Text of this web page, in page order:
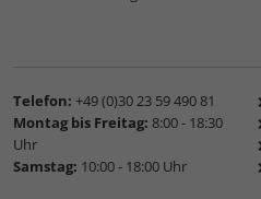
Telefon: +49 (0)30 23 59 490 81
Montag bis Freitag: 8:00 - 18:30
Uhr
Samstag: 10:00 - 18:00 Uhr